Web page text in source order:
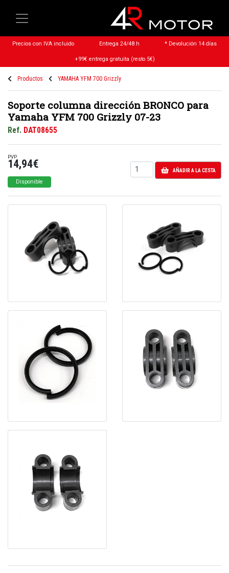
Precios con IVA incluido Entrega 24/48 h * Devolución 14 días
+99€ entrega gratuita (resto 5€)
Productos YAMAHA YFM 700 Grizzly
Soporte columna dirección BRONCO para
Yamaha YFM 700 Grizzly 07-23
Ref. DAT08655
PVP
14,94€
Disponible
AÑADIR A LA CESTA